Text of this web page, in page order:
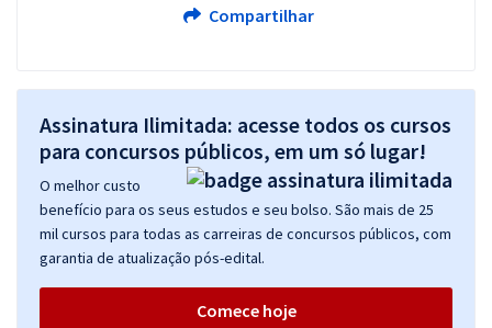
Compartilhar
Assinatura Ilimitada: acesse todos os cursos
para concursos públicos, em um só lugar!
O melhor custo
benefício para os seus estudos e seu bolso. São mais de 25
mil cursos para todas as carreiras de concursos públicos, com
garantia de atualização pós-edital.
Comece hoje